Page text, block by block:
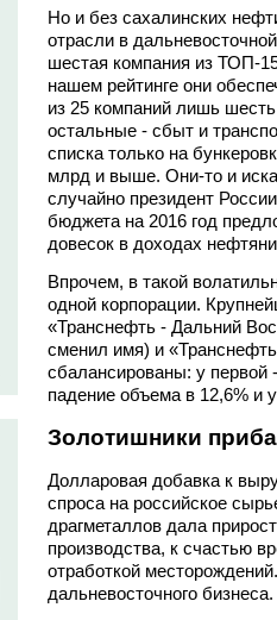
Но и без сахалинских
отрасли в
шестая компания из ТОП-
нашем рейтинге они
из 25 компаний лишь
остальные - сбыт и
списка только на
млрд и выше. Они-то и
случайно президент
бюджета на 2016 год
довесок в доходах
Впрочем, в такой
одной корпорации.
«Транснефть - Дальний
сменил имя) и
сбалансированы: у первой
падение объема в 12,6% и
Золотишники
Долларовая добавка к
спроса на российское
драгметаллов дала
производства, к счастью
отработкой
дальневосточного бизнеса.